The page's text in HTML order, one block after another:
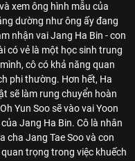
xem ông hình mẫu của
dường như ông ấy đang
nhận vai Jang Ha Bin - con
có vẻ là một học sinh trung
cô có khả năng quan
phi thường. Hơn hết, Ha
sẽ làm rung chuyển hoàn
Yun Soo sẽ vào vai Yoon
Jang Ha Bin. Cô là nhân
cha Jang Tae Soo và con
trọng trong việc khuếch